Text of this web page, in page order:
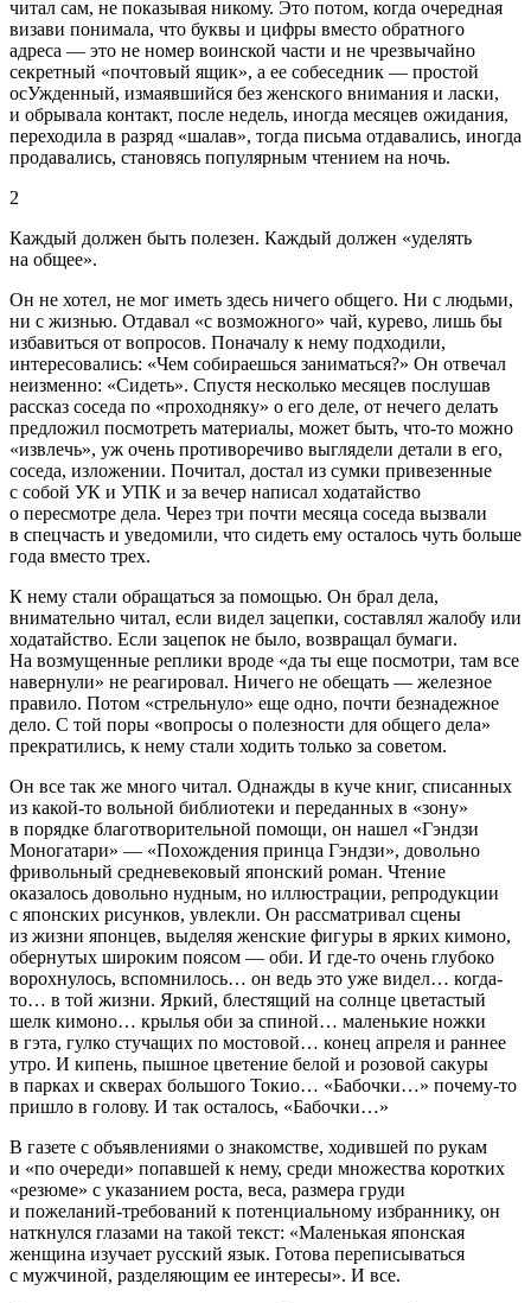
читал сам, не показывая никому. Это потом, когда очередная
визави понимала, что буквы и цифры вместо обратного
адреса — это не номер воинской части и не чрезвычайно
секретный «почтовый ящик», а ее собеседник — простой
осУжденный, измаявшийся без женского внимания и ласки,
и обрывала контакт, после недель, иногда месяцев ожидания,
переходила в разряд «шалав», тогда письма отдавались, иногда
продавались, становясь популярным чтением на ночь.
2
Каждый должен быть полезен. Каждый должен «уделять
на общее».
Он не хотел, не мог иметь здесь ничего общего. Ни с людьми,
ни с жизнью. Отдавал «с возможного» чай, курево, лишь бы
избавиться от вопросов. Поначалу к нему подходили,
интересовались: «Чем собираешься заниматься?» Он отвечал
неизменно: «Сидеть». Спустя несколько месяцев послушав
рассказ соседа по «проходняку» о его деле, от нечего делать
предложил посмотреть материалы, может быть, что-то можно
«извлечь», уж очень противоречиво выглядели детали в его,
соседа, изложении. Почитал, достал из сумки привезенные
с собой УК и УПК и за вечер написал ходатайство
о пересмотре дела. Через три почти месяца соседа вызвали
в спецчасть и уведомили, что сидеть ему осталось чуть больше
года вместо трех.
К нему стали обращаться за помощью. Он брал дела,
внимательно читал, если видел зацепки, составлял жалобу или
ходатайство. Если зацепок не было, возвращал бумаги.
На возмущенные реплики вроде «да ты еще посмотри, там все
навернули» не реагировал. Ничего не обещать — железное
правило. Потом «стрельнуло» еще одно, почти безнадежное
дело. С той поры «вопросы о полезности для общего дела»
прекратились, к нему стали ходить только за советом.
Он все так же много читал. Однажды в куче книг, списанных
из какой-то вольной библиотеки и переданных в «зону»
в порядке благотворительной помощи, он нашел «Гэндзи
Моногатари» — «Похождения принца Гэндзи», довольно
фривольный средневековый японский роман. Чтение
оказалось довольно нудным, но иллюстрации, репродукции
с японских рисунков, увлекли. Он рассматривал сцены
из жизни японцев, выделяя женские фигуры в ярких кимоно,
обернутых широким поясом — оби. И где-то очень глубоко
ворохнулось, вспомнилось… он ведь это уже видел… когда-
то… в той жизни. Яркий, блестящий на солнце цветастый
шелк кимоно… крылья оби за спиной… маленькие ножки
в гэта, гулко стучащих по мостовой… конец апреля и раннее
утро. И кипень, пышное цветение белой и розовой сакуры
в парках и скверах большого Токио… «Бабочки…» почему-то
пришло в голову. И так осталось, «Бабочки…»
В газете с объявлениями о знакомстве, ходившей по рукам
и «по очереди» попавшей к нему, среди множества коротких
«резюме» с указанием роста, веса, размера груди
и пожеланий-требований к потенциальному избраннику, он
наткнулся глазами на такой текст: «Маленькая японская
женщина изучает русский язык. Готова переписываться
с мужчиной, разделяющим ее интересы». И все.